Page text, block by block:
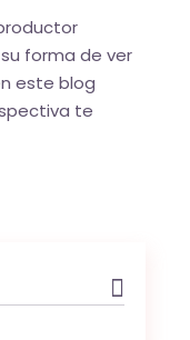
forma de ver
este blog
te